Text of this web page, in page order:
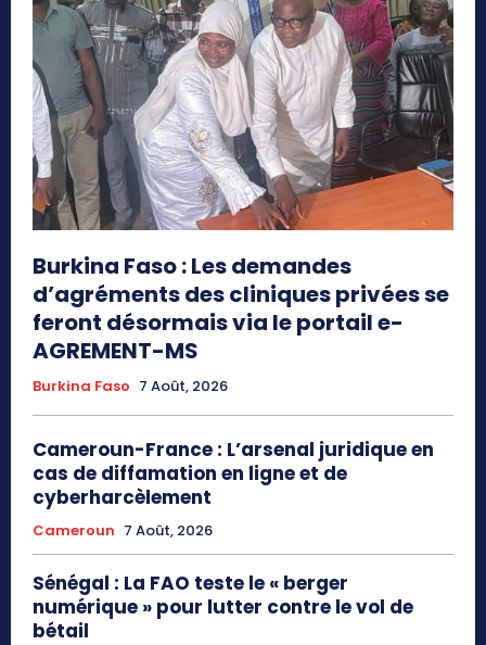
Burkina Faso : Les demandes
d’agréments des cliniques privées se
feront désormais via le portail e-
AGREMENT-MS
Burkina Faso 7 Août, 2026
Cameroun-France : L’arsenal juridique en
cas de diffamation en ligne et de
cyberharcèlement
Cameroun 7 Août, 2026
Sénégal : La FAO teste le « berger
numérique » pour lutter contre le vol de
bétail